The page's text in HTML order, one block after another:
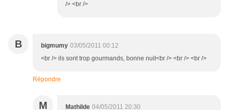
/> <br />
B bigmumy 03/05/2011 00:12
<br /> ils sont trop gourmands, bonne nuit<br /> <br /> <br />
Répondre
M Mathilde 04/05/2011 20:30